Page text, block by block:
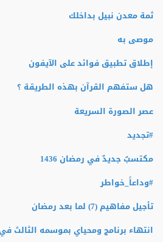
ثمة معدن نبيل بداخلك
موصى به
إطلاق تطبيق فوائد على الآيفون
هل ستفهم القرآن بهذه الطريقة ؟
عصر الصورة السريعة
#تجديد
مكتسبٌ جديدٌ في رمضان 1436
#وداعاً_خواطر
تأجيل مفاهيم (7) لما بعد رمضان
انتهاء برنامج ومحياي بموسمه الثالث